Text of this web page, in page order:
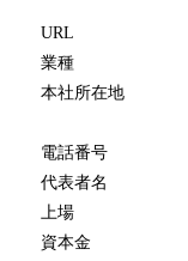
URL
業種
本社所在地
電話番号
代表者名
上場
資本金